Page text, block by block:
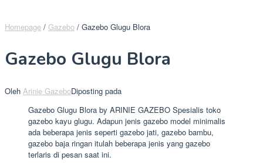
Homepage / Gazebo / Gazebo Glugu Blora
Gazebo Glugu Blora
Oleh Arinie GazeboDiposting pada
Gazebo Glugu Blora by ARINIE GAZEBO Spesialis toko
gazebo kayu glugu. Adapun jenis gazebo model minimalis
ada beberapa jenis seperti gazebo jati, gazebo bambu,
gazebo baja ringan itulah beberapa jenis yang gazebo
terlaris di pesan saat ini.